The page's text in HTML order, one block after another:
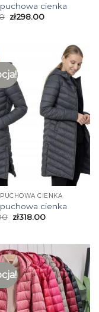
cienka
zł298.00
CIENKA
cienka
zł318.00